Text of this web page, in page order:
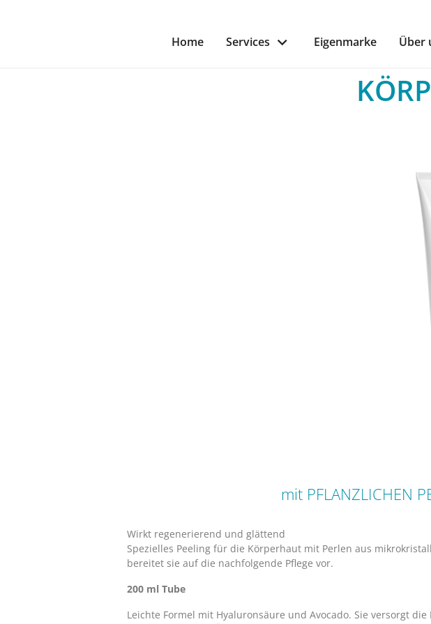
Home Services Eigenmarke Über
mit PFLANZLICHEN
Wirkt regenerierend und glättend
Spezielles Peeling für die Körperhaut mit Perlen aus
bereitet sie auf die nachfolgende Pflege vor.
200 ml Tube
Leichte Formel mit Hyaluronsäure und Avocado. Sie versorgt